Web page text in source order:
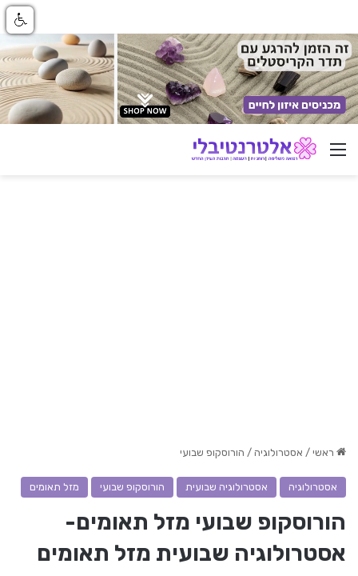
ניווט באתר
ראשי / אסטרולוגיה / הורוסקופ שבועי
אסטרולוגיה אסטרולוגיה שבועית הורוסקופ שבועי מזל תאומים
הורוסקופ שבועי מזל תאומים-
אסטרולוגיה שבועית מזל תאומים